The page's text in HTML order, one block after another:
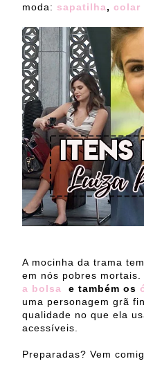
moda: sapatilha, colar
A mocinha da trama
em nós pobres
a bolsa
e também os
uma personagem grã
qualidade no que ela
acessíveis.
Preparadas? Vem